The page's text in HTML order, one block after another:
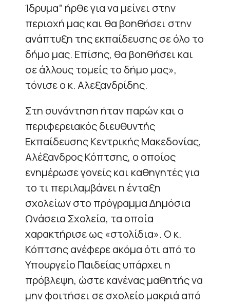
Ίδρυμα” ήρθε για να μείνει στην
περιοχή μας και θα βοηθήσει στην
ανάπτυξη της εκπαίδευσης σε όλο το
δήμο μας. Επίσης, θα βοηθήσει και
σε άλλους τομείς το δήμο μας»,
τόνισε ο κ. Αλεξανδρίδης.
Στη συνάντηση ήταν παρών και ο
περιφερειακός διευθυντής
Εκπαίδευσης Κεντρικής Μακεδονίας,
Αλέξανδρος Κόπτσης, ο οποίος
ενημέρωσε γονείς και καθηγητές για
το τι περιλαμβάνει η ένταξη
σχολείων στο πρόγραμμα Δημόσια
Ωνάσεια Σχολεία, τα οποία
χαρακτήρισε ως «στολίδια». Ο κ.
Κόπτσης ανέφερε ακόμα ότι από το
Υπουργείο Παιδείας υπάρχει η
πρόβλεψη, ώστε κανένας μαθητής να
μην φοιτήσει σε σχολείο μακριά από